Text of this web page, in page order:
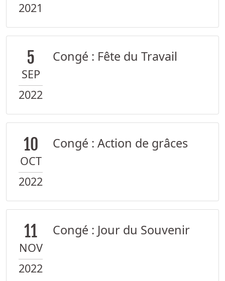
2021
5
SEP
2022
Congé : Fête du Travail
10
OCT
2022
Congé : Action de grâces
11
NOV
2022
Congé : Jour du Souvenir